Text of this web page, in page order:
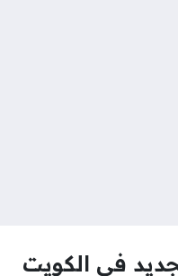
في الكويت